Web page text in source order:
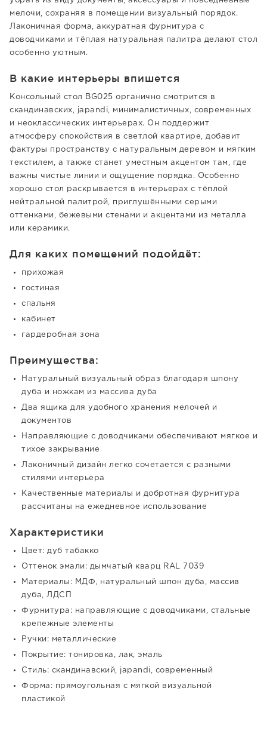
мелочи, сохраняя в помещении визуальный порядок.
Лаконичная форма, аккуратная фурнитура с
доводчиками и тёплая натуральная палитра делают стол
особенно уютным.
В какие интерьеры впишется
Консольный стол BG025 органично смотрится в
скандинавских, japandi, минималистичных, современных
и неоклассических интерьерах. Он поддержит
атмосферу спокойствия в светлой квартире, добавит
фактуры пространству с натуральным деревом и мягким
текстилем, а также станет уместным акцентом там, где
важны чистые линии и ощущение порядка. Особенно
хорошо стол раскрывается в интерьерах с тёплой
нейтральной палитрой, приглушёнными серыми
оттенками, бежевыми стенами и акцентами из металла
или керамики.
Для каких помещений подойдёт:
прихожая
гостиная
спальня
кабинет
гардеробная зона
Преимущества:
Натуральный визуальный образ благодаря шпону
дуба и ножкам из массива дуба
Два ящика для удобного хранения мелочей и
документов
Направляющие с доводчиками обеспечивают мягкое и
тихое закрывание
Лаконичный дизайн легко сочетается с разными
стилями интерьера
Качественные материалы и добротная фурнитура
рассчитаны на ежедневное использование
Характеристики
Цвет: дуб табакко
Оттенок эмали: дымчатый кварц RAL 7039
Материалы: МДФ, натуральный шпон дуба, массив
дуба, ЛДСП
Фурнитура: направляющие с доводчиками, стальные
крепежные элементы
Ручки: металлические
Покрытие: тонировка, лак, эмаль
Стиль: скандинавский, japandi, современный
Форма: прямоугольная с мягкой визуальной
пластикой